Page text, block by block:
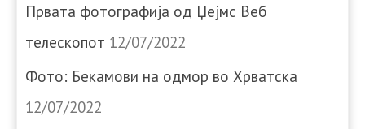
Првата фотографија од Џејмс Веб
телескопот 12/07/2022
Фото: Бекамови на одмор во Хрватска
12/07/2022